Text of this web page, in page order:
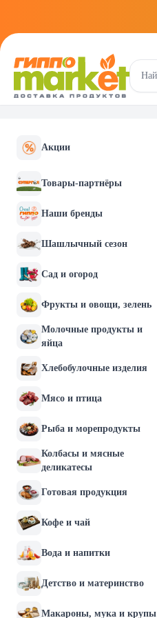
Акции
Товары-партнёры
Наши бренды
Шашлычный сезон
Сад и огород
Фрукты и овощи, зелень
Молочные продукты и
яйца
Хлебобулочные изделия
Мясо и птица
Рыба и морепродукты
Колбасы и мясные
деликатесы
Готовая продукция
Кофе и чай
Вода и напитки
Детство и материнство
Макароны, мука и крупы